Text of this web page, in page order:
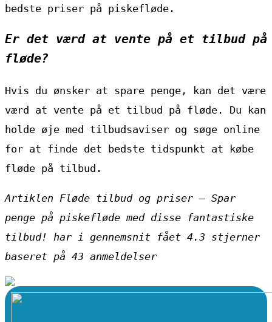
bedste priser på piskefløde.
Er det værd at vente på et tilbud på
fløde?
Hvis du ønsker at spare penge, kan det være
værd at vente på et tilbud på fløde. Du kan
holde øje med tilbudsaviser og søge online
for at finde det bedste tidspunkt at købe
fløde på tilbud.
Artiklen Fløde tilbud og priser – Spar
penge på piskefløde med disse fantastiske
tilbud! har i gennemsnit fået 4.3 stjerner
baseret på 43 anmeldelser